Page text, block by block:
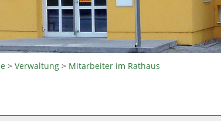
>Verwaltung > Mitarbeiter im Rathaus